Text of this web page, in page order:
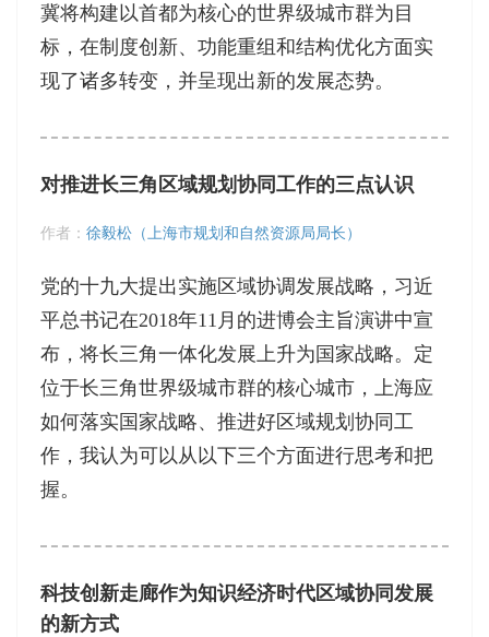
冀将构建以首都为核心的世界级城市群为目
标，在制度创新、功能重组和结构优化方面实
现了诸多转变，并呈现出新的发展态势。
对推进长三角区域规划协同工作的三点认识
作者： 徐毅松（上海市规划和自然资源局局长）
党的十九大提出实施区域协调发展战略，习近
平总书记在2018年11月的进博会主旨演讲中宣
布，将长三角一体化发展上升为国家战略。定
位于长三角世界级城市群的核心城市，上海应
如何落实国家战略、推进好区域规划协同工
作，我认为可以从以下三个方面进行思考和把
握。
科技创新走廊作为知识经济时代区域协同发展
的新方式